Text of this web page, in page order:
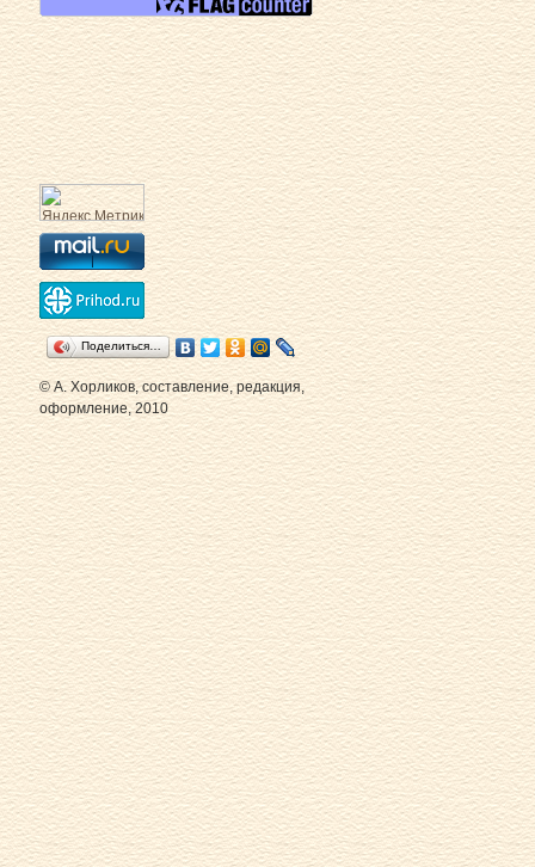
Поделиться…
© А. Хорликов, составление, редакция,
оформление, 2010